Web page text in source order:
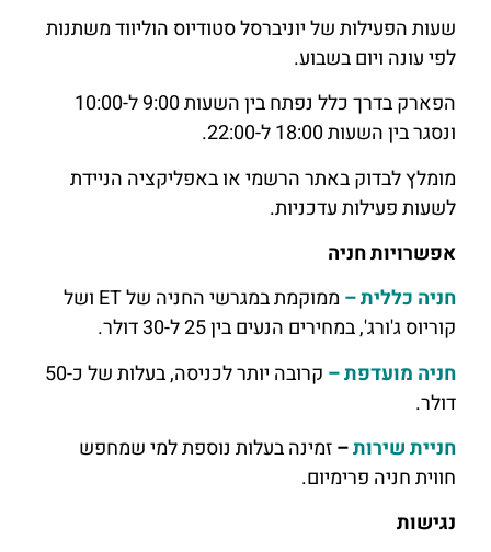
שעות הפעילות של יוניברסל סטודיוס הוליווד משתנות
לפי עונה ויום בשבוע.
הפארק בדרך כלל נפתח בין השעות 9:00 ל-10:00
ונסגר בין השעות 18:00 ל-22:00.
מומלץ לבדוק באתר הרשמי או באפליקציה הניידת
לשעות פעילות עדכניות.
אפשרויות חניה
חניה כללית –
ממוקמת במגרשי החניה של ET ושל
קוריוס ג'ורג', במחירים הנעים בין 25 ל-30 דולר.
חניה מועדפת –
קרובה יותר לכניסה, בעלות של כ-50
דולר.
חניית שירות–זמינה בעלות נוספת למי שמחפש
חווית חניה פרימיום.
נגישות